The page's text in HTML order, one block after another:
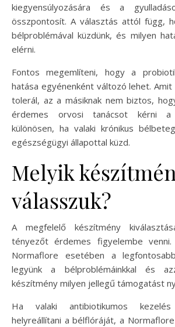
kiegyensúlyozására és a
összpontosít. A választás attól függ,
bélproblémával küzdünk, és milyen
elérni.
Fontos megemlíteni, hogy a
hatása egyénenként változó lehet.
tolerál, az a másiknak nem biztos,
érdemes orvosi tanácsot kérni
különösen, ha valaki krónikus
egészségügyi állapottal küzd.
Melyik
válasszuk?
A megfelelő készítmény
tényezőt érdemes figyelembe
Normaflore esetében a
legyünk a bélproblémáinkkal és
készítmény milyen jellegű támogatást
Ha valaki antibiotikumos
helyreállítani a bélflóráját, a